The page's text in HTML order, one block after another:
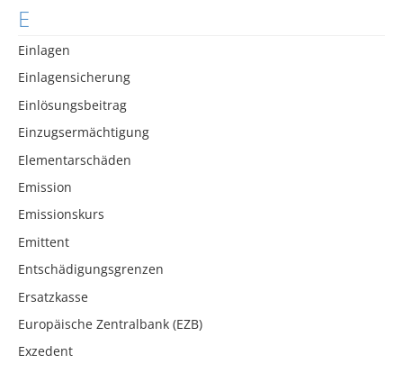
E
Einlagen
Einlagensicherung
Einlösungsbeitrag
Einzugsermächtigung
Elementarschäden
Emission
Emissionskurs
Emittent
Entschädigungsgrenzen
Ersatzkasse
Europäische Zentralbank (EZB)
Exzedent